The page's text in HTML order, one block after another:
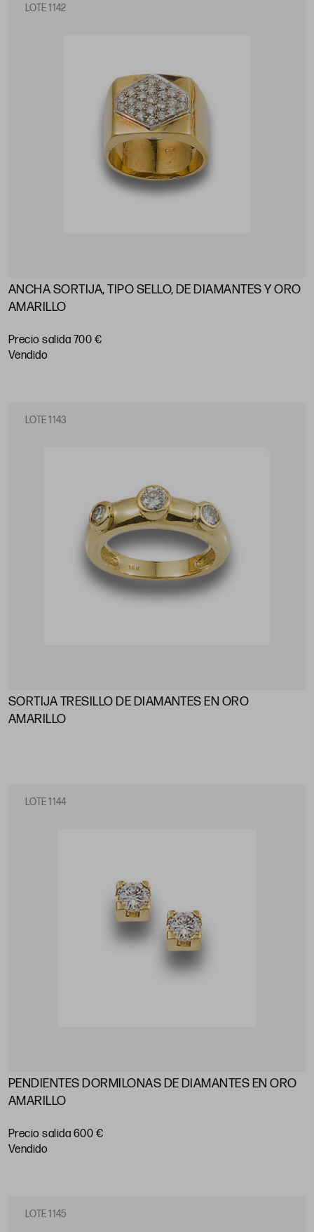
LOTE 1142
ANCHA SORTIJA, TIPO SELLO, DE DIAMANTES Y ORO
AMARILLO
Precio salida 700 €
vendido
LOTE 1143
SORTIJA TRESILLO DE DIAMANTES EN ORO
AMARILLO
LOTE 1144
PENDIENTES DORMILONAS DE DIAMANTES EN ORO
AMARILLO
Precio salida 600 €
vendido
LOTE 1145